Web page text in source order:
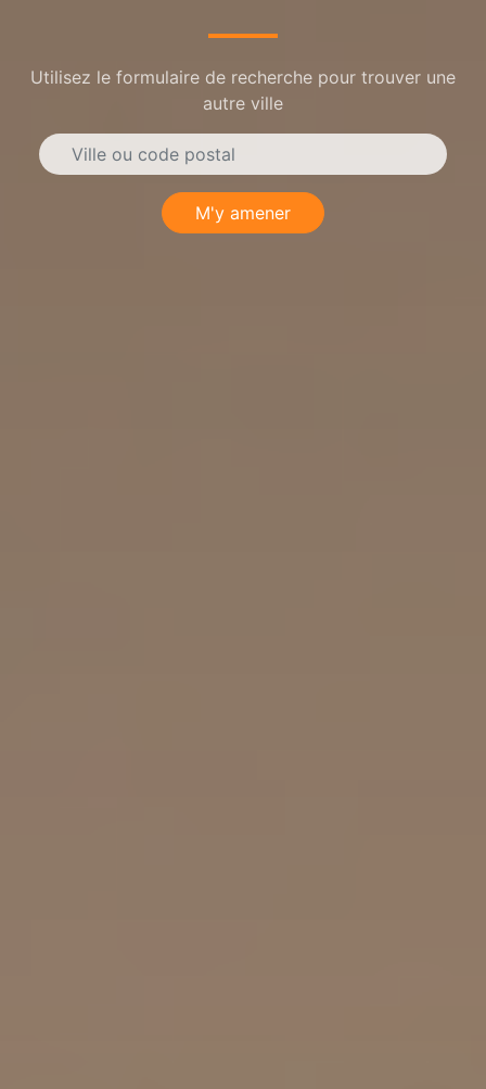
Utilisez le formulaire de recherche pour trouver une
autre ville
M'y amener